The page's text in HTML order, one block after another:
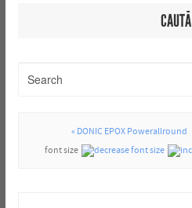
CAUTĂ
« DONIC EPOX Powerallround
font size